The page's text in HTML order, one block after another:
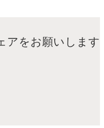
アをお願いします